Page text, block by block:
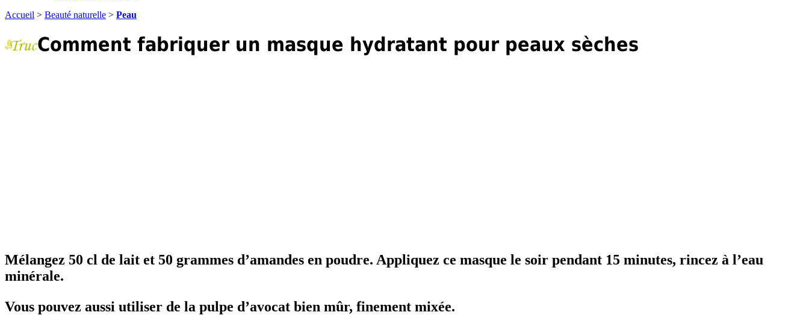
Accueil > Beauté naturelle > Peau
Comment fabriquer un masque hydratant pour peaux sèches
Mélangez 50 cl de lait et 50 grammes d’amandes en poudre. Appliquez ce masque le soir pendant 15 minutes, rincez à l’eau
minérale.
Vous pouvez aussi utiliser de la pulpe d’avocat bien mûr, finement mixée.